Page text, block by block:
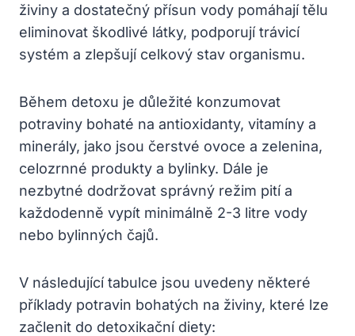
živiny a dostatečný přísun vody pomáhají tělu
eliminovat škodlivé látky, podporují trávicí
systém a zlepšují celkový stav organismu.
Během detoxu je důležité konzumovat
potraviny bohaté na antioxidanty, vitamíny a
minerály, jako jsou čerstvé ovoce a zelenina,
celozrnné produkty a bylinky. Dále je
nezbytné dodržovat správný režim pití a
každodenně vypít minimálně 2-3 litre vody
nebo bylinných čajů.
V následující tabulce jsou uvedeny některé
příklady potravin bohatých na živiny, které lze
začlenit do detoxikační diety: